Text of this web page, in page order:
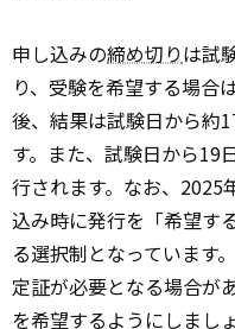
申し込みの締め切りは試
り、受験を希望する場合
後、結果は試験日から約
す。また、試験日から19
行されます。なお、2025
込み時に発行を「希望す
る選択制となっています
定証が必要となる場合が
を希望するようにしましょ